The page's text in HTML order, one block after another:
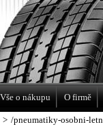
> /pneumatiky-osobni-
Vše o nákupu O firmě